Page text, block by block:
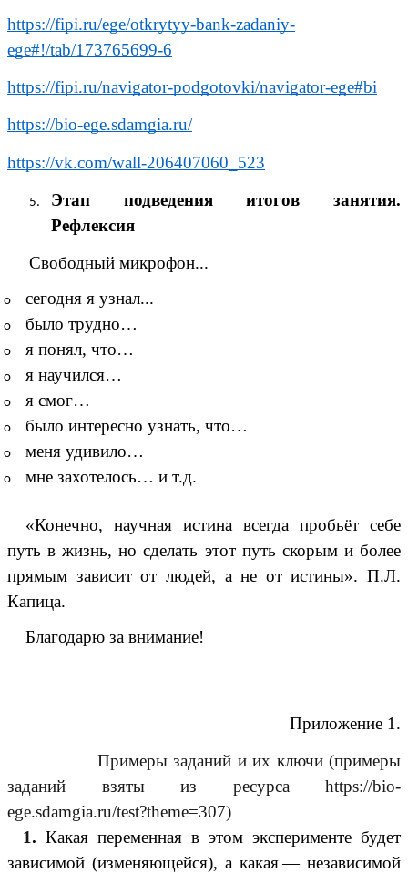
https://fipi.ru/ege/otkrytyy-bank-zadaniy-
ege#!/tab/173765699-6
https://fipi.ru/navigator-podgotovki/navigator-ege#bi
https://bio-ege.sdamgia.ru/
https://vk.com/wall-206407060_523
Этап подведения итогов занятия.
Рефлексия
Свободный микрофон...
сегодня я узнал...
было трудно…
я понял, что…
я научился…
я смог…
было интересно узнать, что…
меня удивило…
мне захотелось… и т.д.
«Конечно, научная истина всегда пробьёт себе
путь в жизнь, но сделать этот путь скорым и более
прямым зависит от людей, а не от истины». П.Л.
Капица.
Благодарю за внимание!
Приложение 1.
Примеры заданий и их ключи (примеры
заданий взяты из ресурса https://bio-
ege.sdamgia.ru/test?theme=307)
1. Какая переменная в этом эксперименте будет
зависимой (изменяющейся), а какая — независимой